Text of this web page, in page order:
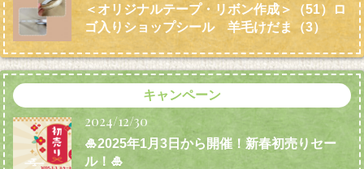
＜オリジナルテープ・リボン作成＞（51）ロ
ゴ入りショップシール 羊毛けだま （3）
キャンペーン
2024/12/30
🎍2025年1月3日から開催！新春初売りセー
ル！🎍